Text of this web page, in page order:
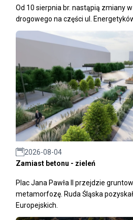
Od 10 sierpnia br. nastąpią zmiany
drogowego na części ul.
2026-08-04
Zamiast betonu - zieleń
Plac Jana Pawła II przejdzie
metamorfozę. Ruda Śląska
Europejskich.